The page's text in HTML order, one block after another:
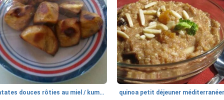
patates douces rôties au miel / kumara quinoa petit déjeuner